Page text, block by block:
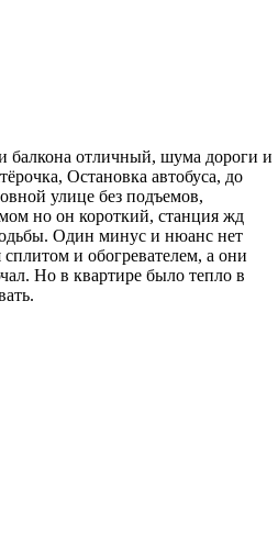
балкона отличный, шума дороги и
Остановка автобуса, до
улице без подъемов,
но он короткий, станция жд
Один минус и нюанс нет
сплитом и обогревателем, а они
Но в квартире было тепло в